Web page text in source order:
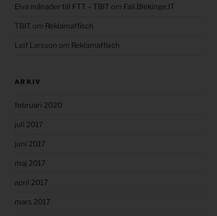
Elva månader till FTT – TBIT om Fail.Blekinge.IT
TBIT om Reklamaffisch
Leif Larsson om Reklamaffisch
ARKIV
februari 2020
juli 2017
juni 2017
maj 2017
april 2017
mars 2017